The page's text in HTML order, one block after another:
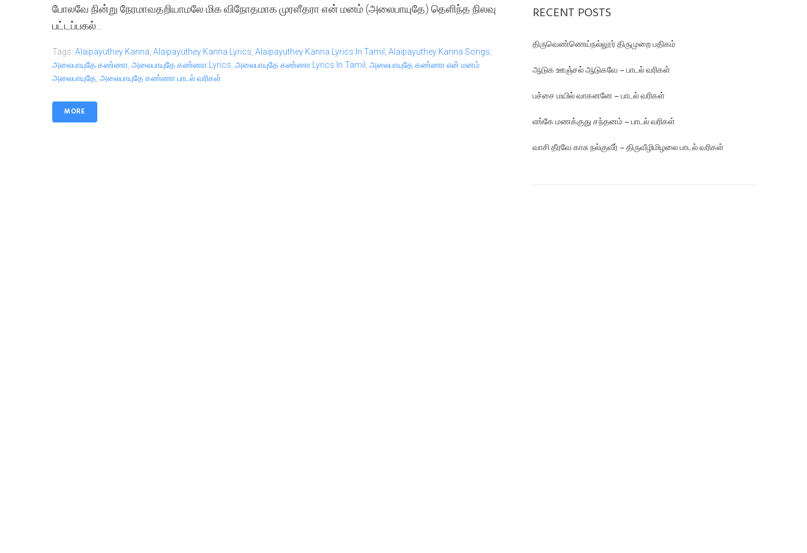
போலவே நின்று நேரமாவதறியாமலே மிக விநோதமாக முரளீதரா என் மனம் (அலைபாயுதே) தெளிந்த நிலவு
பட்டப்பகல்...
Tags: Alaipayuthey Kanna Alaipayuthey Kanna Lyrics Alaipayuthey Kanna Lyrics In Tamil Alaipayuthey Kanna Songs
அலைபாயுதே கண்ணா அலைபாயுதே கண்ணா Lyrics அலைபாயுதே கண்ணா Lyrics In Tamil
அலைபாயுதே கண்ணா என் மனம்
அலைபாயுதே அலைபாயுதே கண்ணா பாடல் வரிகள்
MORE
RECENT POSTS
திருவெண்ணெய்நல்லூர் திருமுறை பதிகம்
ஆடுக ஊஞ்சல் ஆடுகவே – பாடல் வரிகள்
பச்சை மயில் வாகனனே – பாடல் வரிகள்
எங்கே மண‌க்குது சந்தனம் – பாடல் வரிகள்
வாசி தீரவே காசு நல்குவீர் – திருவீழிமிழலை பாடல் வரிகள்